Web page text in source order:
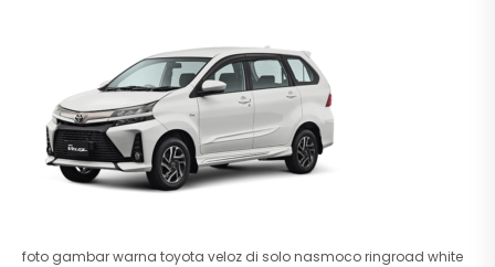
foto gambar warna toyota veloz di solo nasmoco ringroad white